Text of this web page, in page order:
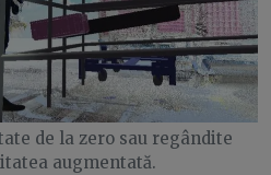
de la zero sau regândite
augmentată.